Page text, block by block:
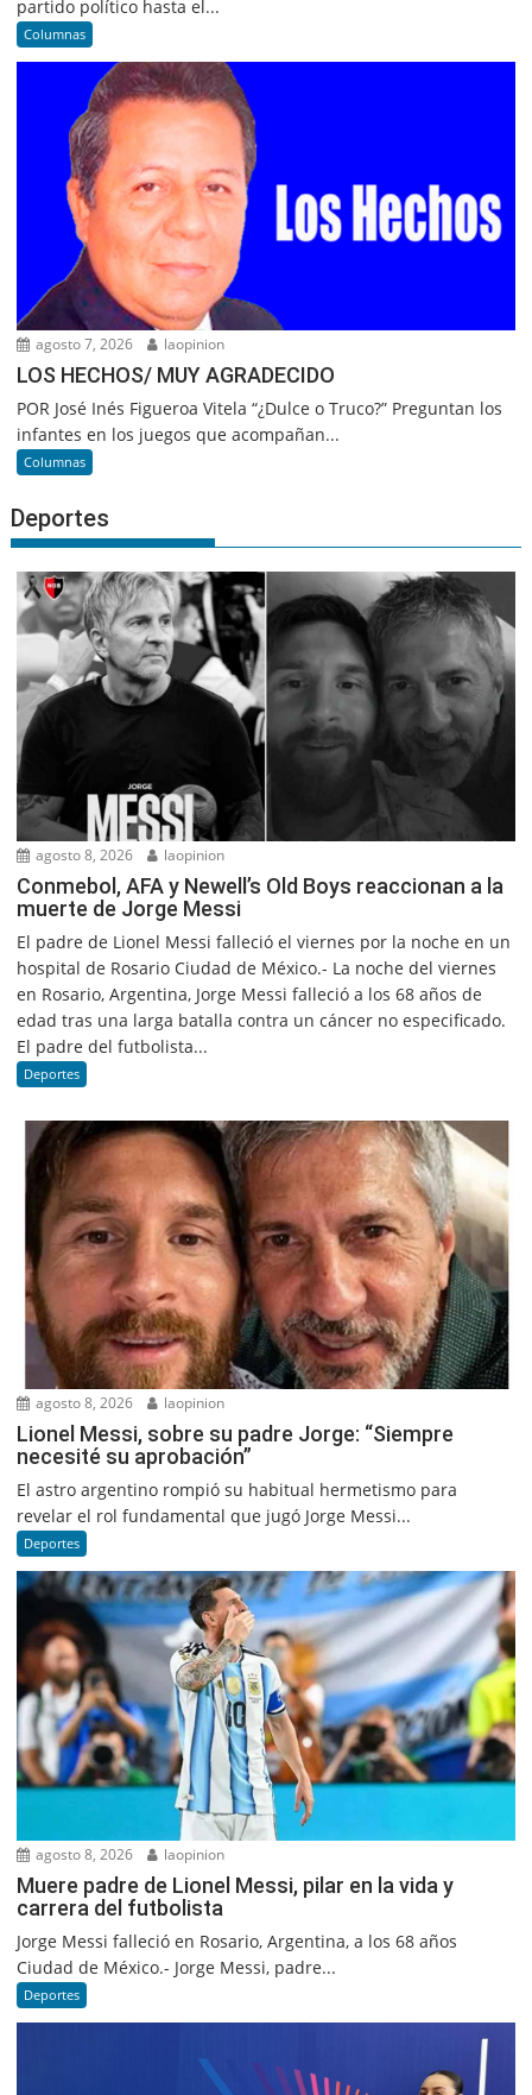
partido político hasta el...
Columnas
agosto 7, 2026 laopinion
LOS HECHOS/ MUY AGRADECIDO
POR José Inés Figueroa Vitela “¿Dulce o Truco?” Preguntan los
infantes en los juegos que acompañan...
Columnas
Deportes
agosto 8, 2026 laopinion
Conmebol, AFA y Newell’s Old Boys reaccionan a la
muerte de Jorge Messi
El padre de Lionel Messi falleció el viernes por la noche en un
hospital de Rosario Ciudad de México.- La noche del viernes
en Rosario, Argentina, Jorge Messi falleció a los 68 años de
edad tras una larga batalla contra un cáncer no especificado.
El padre del futbolista...
Deportes
agosto 8, 2026 laopinion
Lionel Messi, sobre su padre Jorge: “Siempre
necesité su aprobación”
El astro argentino rompió su habitual hermetismo para
revelar el rol fundamental que jugó Jorge Messi...
Deportes
agosto 8, 2026 laopinion
Muere padre de Lionel Messi, pilar en la vida y
carrera del futbolista
Jorge Messi falleció en Rosario, Argentina, a los 68 años
Ciudad de México.- Jorge Messi, padre...
Deportes